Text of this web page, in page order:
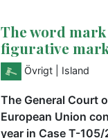
The word
figurative
Övrigt | Island
The General Court
European Union
year in Case T-